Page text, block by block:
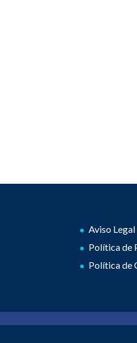
Aviso Legal
Política de
Política de